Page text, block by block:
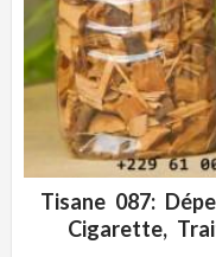
ADD WISHLIST
Tisane 087:
Cigarette,